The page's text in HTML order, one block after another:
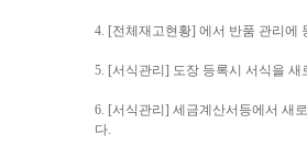
4. [전체재고현황] 에서 반품 관리에
5. [서식관리] 도장 등록시 서식을
6. [서식관리] 세금계산서등에서 새
다.